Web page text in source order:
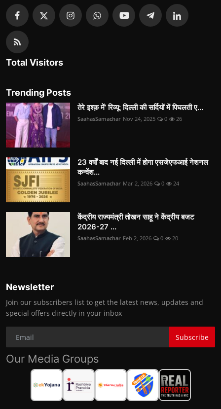
Total Visitors
Trending Posts
तेरे इश्क़ में’ रिव्यू: दिल्ली की सर्दियों में पिघलती ए...
SaahasSamachar Nov 24, 2025 0 26
23 वर्षों बाद नई दिल्ली में होगा एसजेएफआई नेशनल
कन्वेंश...
SaahasSamachar Mar 2, 2026 0 24
केंद्रीय राज्यमंत्री तोखन साहू ने केंद्रीय बजट
2026-27 ...
SaahasSamachar Feb 2, 2026 0 20
Newsletter
Join our subscribers list to get the latest news, updates and
special offers directly in your inbox
Subscribe
Our Media Groups